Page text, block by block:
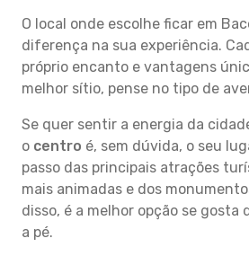
O local onde escolhe ficar em
diferença na sua experiência.
próprio encanto e vantagens
melhor sítio, pense no tipo de
Se quer sentir a energia da
o centro é, sem dúvida, o seu
passo das principais atrações
mais animadas e dos
disso, é a melhor opção se gosta
a pé.